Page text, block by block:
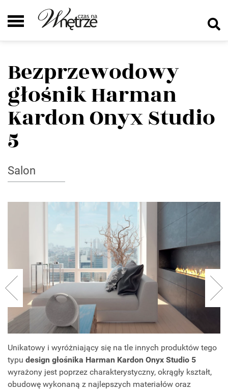
Bezprzewodowy
głośnik Harman
Kardon Onyx Studio
5
Salon
Unikatowy i wyróżniający się na tle innych produktów tego
typu design głośnika Harman Kardon Onyx Studio 5
wyrażony jest poprzez charakterystyczny, okrągły kształt,
obudowę wykonaną z najlepszych materiałów oraz